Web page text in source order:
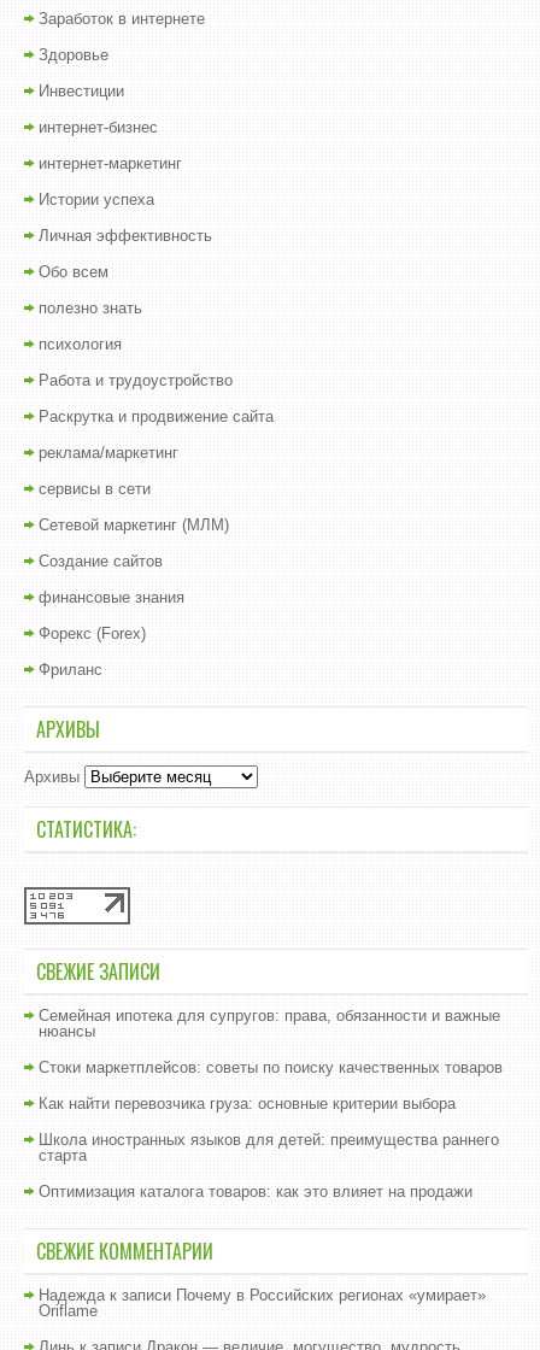
Заработок в интернете
Здоровье
Инвестиции
интернет-бизнес
интернет-маркетинг
Истории успеха
Личная эффективность
Обо всем
полезно знать
психология
Работа и трудоустройство
Раскрутка и продвижение сайта
реклама/маркетинг
сервисы в сети
Сетевой маркетинг (МЛМ)
Создание сайтов
финансовые знания
Форекс (Forex)
Фриланс
АРХИВЫ
Архивы
СТАТИСТИКА:
СВЕЖИЕ ЗАПИСИ
Семейная ипотека для супругов: права, обязанности и важные
нюансы
Стоки маркетплейсов: советы по поиску качественных товаров
Как найти перевозчика груза: основные критерии выбора
Школа иностранных языков для детей: преимущества раннего
старта
Оптимизация каталога товаров: как это влияет на продажи
СВЕЖИЕ КОММЕНТАРИИ
Надеждак записи Почему в Российских регионах «умирает»
Oriflame